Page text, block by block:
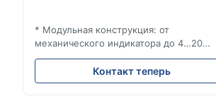
* Модульная конструкция: от
механического индикатора до 4…20
мА/HART®7, FF, Profibus-PA и
суммирующий счетчик * Любое
монтажное положение: вертикальное,
Контакт теперь